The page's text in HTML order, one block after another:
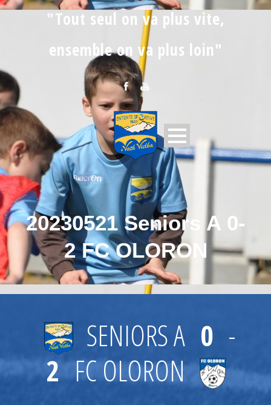
"Tout seul on va plus vite,
ensemble on va plus loin"
20230521 Seniors A 0-
2 FC OLORON
SENIORS A 0 -
2 FC OLORON